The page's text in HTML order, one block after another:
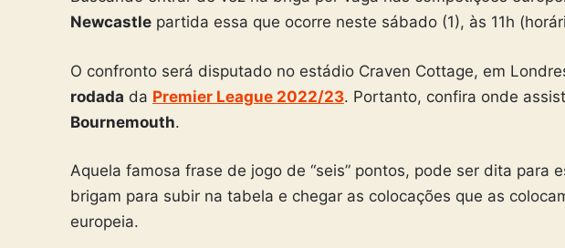
Newcastle partida essa que ocorre neste sábado (1), às 11h
O confronto será disputado no estádio Craven Cottage, em
rodada da Premier League 2022/23. Portanto, confira onde
Bournemouth.
Aquela famosa frase de jogo de “seis” pontos, pode ser dita para
brigam para subir na tabela e chegar as colocações que as
europeia.